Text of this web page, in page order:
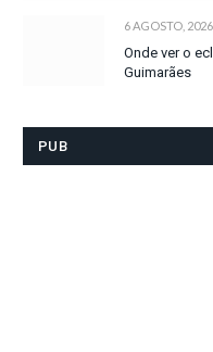
6 AGOSTO, 2026
Onde ver o
Guimarães
PUB